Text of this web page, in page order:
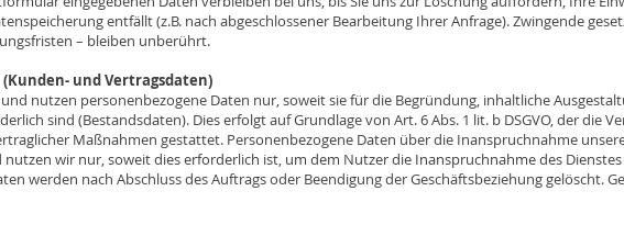
entfällt (z.B. nach abgeschlossener Bearbeitung Ihrer Anfrage). Zwingende
– bleiben unberührt.
und Vertragsdaten)
nutzen personenbezogene Daten nur, soweit sie für die Begründung, inhaltliche
sind (Bestandsdaten). Dies erfolgt auf Grundlage von Art. 6 Abs. 1 lit. b DSGVO, der die
Maßnahmen gestattet. Personenbezogene Daten über die Inanspruchnahme
wir nur, soweit dies erforderlich ist, um dem Nutzer die Inanspruchnahme des
werden nach Abschluss des Auftrags oder Beendigung der Geschäftsbeziehung gelöscht.